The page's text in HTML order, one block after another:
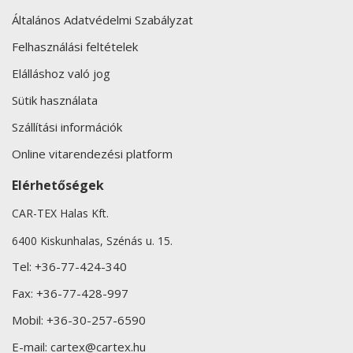
Általános Adatvédelmi Szabályzat
Felhasználási feltételek
Elálláshoz való jog
Sütik használata
Szállítási információk
Online vitarendezési platform
Elérhetőségek
CAR-TEX Halas Kft.
6400 Kiskunhalas, Szénás u. 15.
Tel: +36-77-424-340
Fax: +36-77-428-997
Mobil: +36-30-257-6590
E-mail: cartex@cartex.hu